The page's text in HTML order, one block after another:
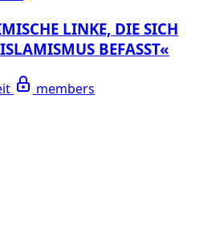
LINKE, DIE SICH
BEFASST«
members